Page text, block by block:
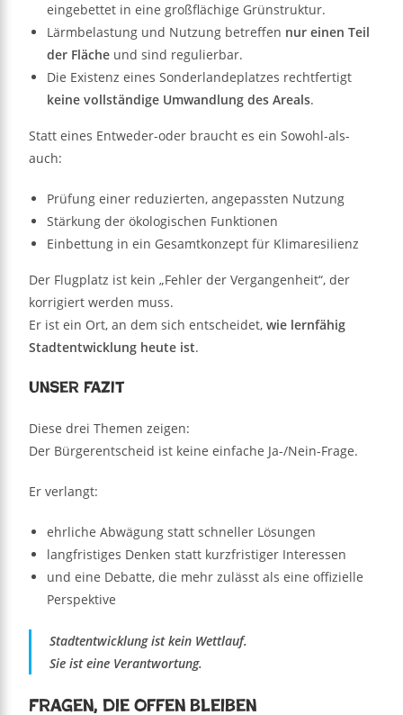
eingebettet in eine großflächige Grünstruktur.
Lärmbelastung und Nutzung betreffen nur einen Teil
der Fläche und sind regulierbar.
Die Existenz eines Sonderlandeplatzes rechtfertigt
keine vollständige Umwandlung des Areals.
Statt eines Entweder-oder braucht es ein Sowohl-als-
auch:
Prüfung einer reduzierten, angepassten Nutzung
Stärkung der ökologischen Funktionen
Einbettung in ein Gesamtkonzept für Klimaresilienz
Der Flugplatz ist kein „Fehler der Vergangenheit“, der
korrigiert werden muss.
Er ist ein Ort, an dem sich entscheidet,wie lernfähig
Stadtentwicklung heute ist.
Unser Fazit
Diese drei Themen zeigen:
Der Bürgerentscheid ist keine einfache Ja-/Nein-Frage.
Er verlangt:
ehrliche Abwägung statt schneller Lösungen
langfristiges Denken statt kurzfristiger Interessen
und eine Debatte, die mehr zulässt als eine offizielle
Perspektive
Stadtentwicklung ist kein Wettlauf.
Sie ist eine Verantwortung.
Fragen, die offen bleiben